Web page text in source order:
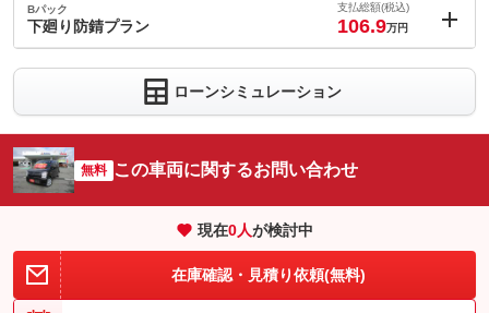
ョン価格
(税込)
車両本体価
パック内容
す。当社在庫車両を直接ご契約の方が対象となります。但し２，
０は除く。
備考
Bパック
下廻り防錆プラン
支払総額(税込)
106.9万円
3
車両本体価
格
お車の下廻りを錆から守ります。
備考 －
ローンシミュレーション
無料 この車両に関するお問い合わせ
現在0人が検討中
在庫確認・見積り依頼(無料)